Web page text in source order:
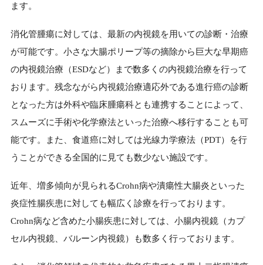
ます。
消化管腫瘍に対しては、最新の内視鏡を用いての診断・治療
が可能です。小さな大腸ポリープ等の摘除から巨大な早期癌
の内視鏡治療（ESDなど）まで数多くの内視鏡治療を行って
おります。残念ながら内視鏡治療適応外である進行癌の診断
となった方は外科や臨床腫瘍科とも連携することによって、
スムーズに手術や化学療法といった治療へ移行することも可
能です。また、食道癌に対しては光線力学療法（PDT）を行
うことができる全国的に見ても数少ない施設です。
近年、増多傾向が見られるCrohn病や潰瘍性大腸炎といった
炎症性腸疾患に対しても幅広く診療を行っております。
Crohn病など含めた小腸疾患に対しては、小腸内視鏡（カプ
セル内視鏡、バルーン内視鏡）も数多く行っております。